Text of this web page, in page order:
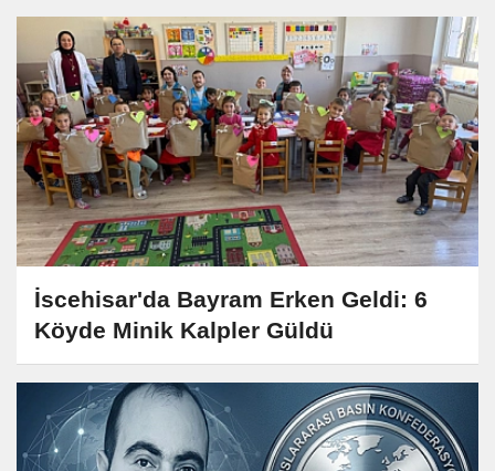
İscehisar'da Bayram Erken Geldi: 6
Köyde Minik Kalpler Güldü